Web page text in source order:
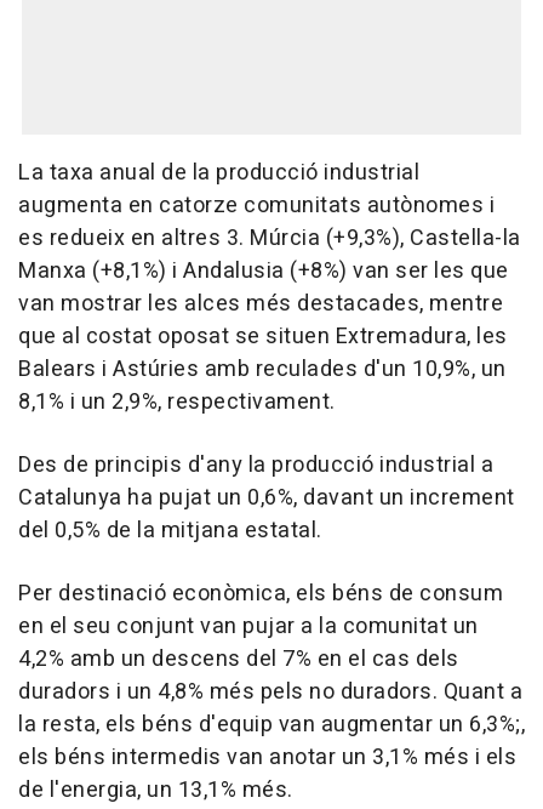
La taxa anual de la producció industrial
augmenta en catorze comunitats autònomes i
es redueix en altres 3. Múrcia (+9,3%), Castella-la
Manxa (+8,1%) i Andalusia (+8%) van ser les que
van mostrar les alces més destacades, mentre
que al costat oposat se situen Extremadura, les
Balears i Astúries amb reculades d'un 10,9%, un
8,1% i un 2,9%, respectivament.
Des de principis d'any la producció industrial a
Catalunya ha pujat un 0,6%, davant un increment
del 0,5% de la mitjana estatal.
Per destinació econòmica, els béns de consum
en el seu conjunt van pujar a la comunitat un
4,2% amb un descens del 7% en el cas dels
duradors i un 4,8% més pels no duradors. Quant a
la resta, els béns d'equip van augmentar un 6,3%;,
els béns intermedis van anotar un 3,1% més i els
de l'energia, un 13,1% més.